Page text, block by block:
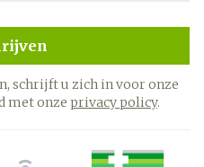
schrijft u zich in voor onze
met onze privacy policy.